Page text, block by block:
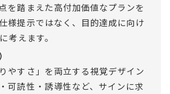
を踏まえた高付加価値なプランを
様提示ではなく、目的達成に向け
考えます。
やすさ」を両立する視覚デザイン
可読性・誘導性など、サインに求